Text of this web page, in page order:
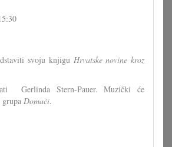
svoju knjigu Hrvatske novine kroz
Gerlinda Stern-Pauer. Muzički će
Domaći.